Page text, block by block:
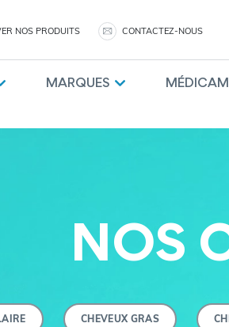
NOS PRODUITS CONTACTEZ-NOUS
MARQUES
NOS
CHEVEUX GRAS